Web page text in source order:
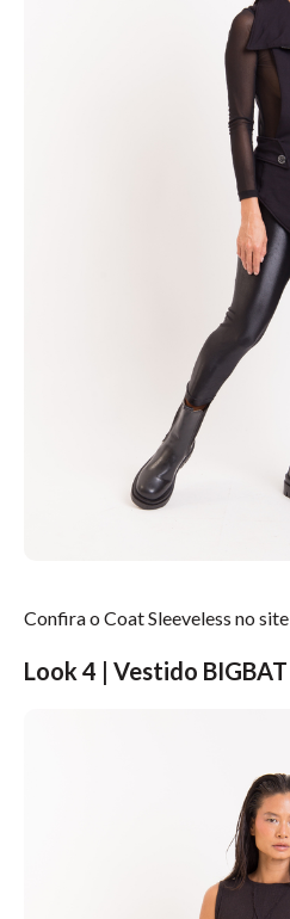
Confira o Coat Sleeveless no site
Look 4 | Vestido BIGBAT